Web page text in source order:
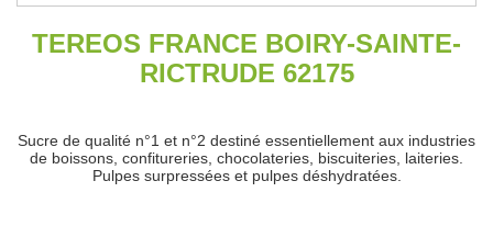
TEREOS FRANCE BOIRY-SAINTE-
RICTRUDE 62175
Sucre de qualité n°1 et n°2 destiné essentiellement aux industries
de boissons, confitureries, chocolateries, biscuiteries, laiteries.
Pulpes surpressées et pulpes déshydratées.